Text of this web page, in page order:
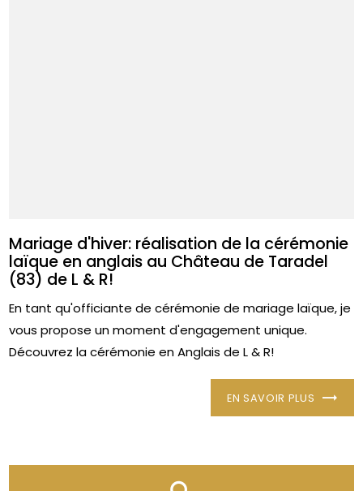
Mariage d'hiver: réalisation de la cérémonie
laïque en anglais au Château de Taradel
(83) de L & R!
En tant qu'officiante de cérémonie de mariage laïque, je
vous propose un moment d'engagement unique.
Découvrez la cérémonie en Anglais de L & R!
EN SAVOIR PLUS